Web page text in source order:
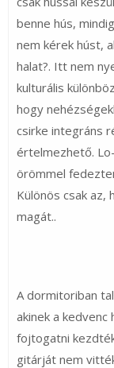
benne hús,
nem kérek húst,
halat?. Itt nem
kulturális
hogy
csirke integráns
értelmezhető.
örömmel
Különös csak
magát..
A dormitoriban
akinek a
fojtogatni
gitárját nem